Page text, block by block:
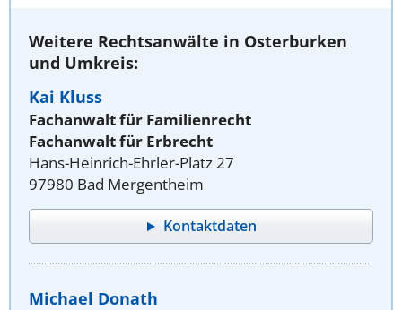
Weitere Rechtsanwälte in Osterburken
und Umkreis:
Kai Kluss
Fachanwalt für Familienrecht
Fachanwalt für Erbrecht
Hans-Heinrich-Ehrler-Platz 27
97980 Bad Mergentheim
Kontaktdaten
Michael Donath